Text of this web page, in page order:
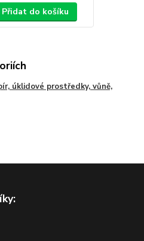
Přidat do košíku
úklidové prostředky, vůně,